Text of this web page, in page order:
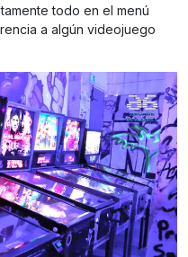
todo en el menú
a algún videojuego